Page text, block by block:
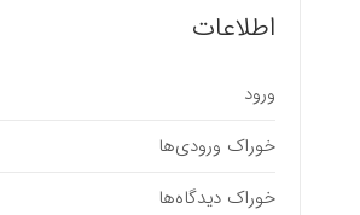
اطلاعات
ورود
خوراک ورودی‌ها
خوراک دیدگاه‌ها